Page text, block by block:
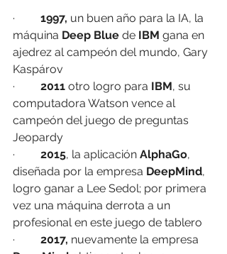
· 1997, un buen año para la IA, la
máquina Deep Blue de IBM gana en
ajedrez al campeón del mundo, Gary
Kaspárov
· 2011 otro logro para IBM, su
computadora Watson vence al
campeón del juego de preguntas
Jeopardy
· 2015, la aplicación AlphaGo,
diseñada por la empresa DeepMind,
logro ganar a Lee Sedol; por primera
vez una máquina derrota a un
profesional en este juego de tablero
· 2017, nuevamente la empresa